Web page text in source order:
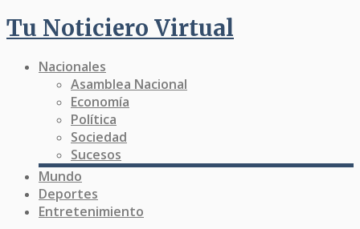
Tu Noticiero Virtual
Nacionales
Asamblea Nacional
Economía
Política
Sociedad
Sucesos
Mundo
Deportes
Entretenimiento